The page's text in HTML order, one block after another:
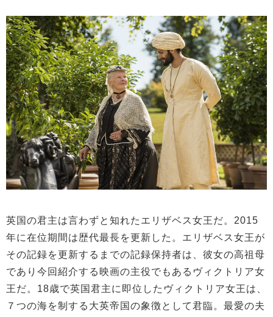
英国の君主は言わずと知れたエリザベス女王だ。2015
年に在位期間は歴代最長を更新した。エリザベス女王が
その記録を更新するまでの記録保持者は、彼女の高祖母
であり今回紹介する映画の主役でもあるヴィクトリア女
王だ。18歳で英国君主に即位したヴィクトリア女王は、
７つの海を制する大英帝国の象徴として君臨。最愛の夫